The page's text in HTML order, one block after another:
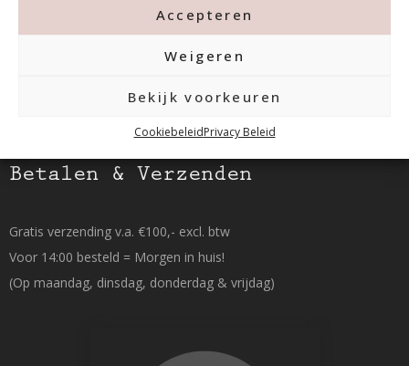
Accepteren
Weigeren
Bekijk voorkeuren
CookiebeleidPrivacy Beleid
info@mfacademy.nl
Betalen & Verzenden
Gratis verzending v.a. €100,- excl. btw
Voor 14:00 besteld = Morgen in huis!
(Op maandag, dinsdag, donderdag & vrijdag)